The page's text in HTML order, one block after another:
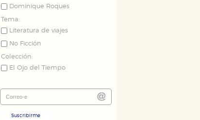
Dominique Roques
Tema:
Literatura de viajes
No Ficción
Colección:
El Ojo del Tiempo
Suscribirme